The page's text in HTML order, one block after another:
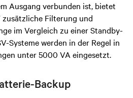
Ausgang verbunden ist, bietet
zusätzliche Filterung und
im Vergleich zu einer Standby-
Systeme werden in der Regel in
unter 5000 VA eingesetzt.
Backup